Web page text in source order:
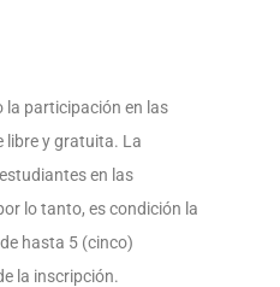
la participación en las
libre y gratuita. La
en las
lo tanto, es condición la
hasta 5 (cinco)
la inscripción.